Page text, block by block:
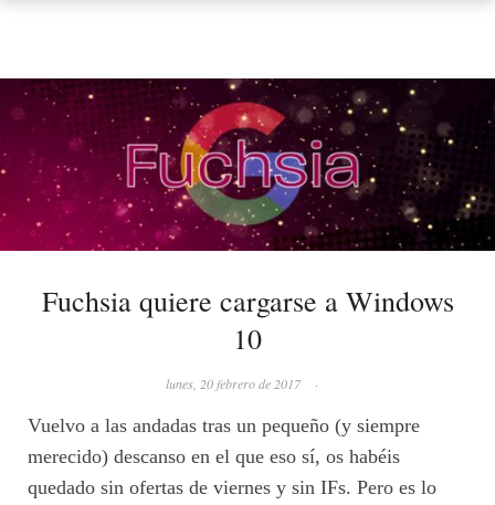
Fuchsia quiere cargarse a Windows
10
lunes, 20 febrero de 2017 ·
Vuelvo a las andadas tras un pequeño (y siempre
merecido) descanso en el que eso sí, os habéis
quedado sin ofertas de viernes y sin IFs. Pero es lo